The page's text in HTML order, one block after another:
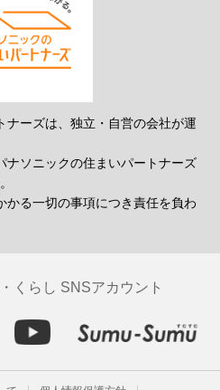
ナーズは、独立・自営の会社が運
ナソニックの住まいパートナーズ
かる一切の事項につき責任を負わ
くらし SNSアカウント